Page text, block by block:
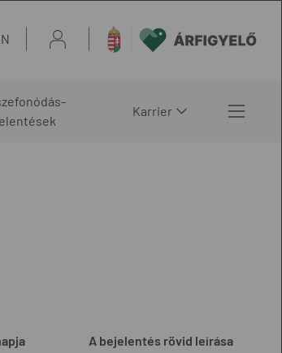
Karrier
A bejelentés rövid leírása